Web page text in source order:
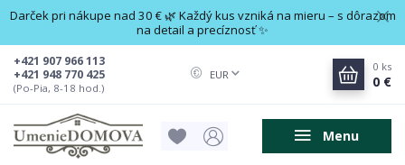
Darček pri nákupe nad 30 € 🌿 Každý kus vzniká na mieru – s dôrazom
na detail a precíznosť ✨
Menu
EUR
+421 948 770 425
+421 907 966 113
(Po-Pia, 8-18 hod.)
0 ks
0 €